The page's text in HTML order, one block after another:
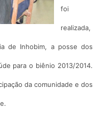
foi
realizada,
de Inhobim, a posse dos
para o biênio 2013/2014.
da comunidade e dos